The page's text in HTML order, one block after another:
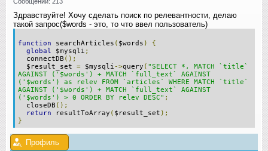
Здравствуйте! Хочу сделать поиск по релевантности, делаю
такой запрос($words - это, то что ввел пользователь)
function searchArticles ( $words )
{
global $mysqli ;
connectDB ();
$result_set = $mysqli ->query ( "SELECT *, MATCH `title`
AGAINST ('$words') + MATCH `full_text` AGAINST
('$words') as relev FROM `articles` WHERE MATCH `title`
AGAINST ('$words') + MATCH `full_text` AGAINST
('$words') > 0 ORDER BY relev DESC" ;
closeDB ();
return resultToArray ( $result_set );
}
Профиль